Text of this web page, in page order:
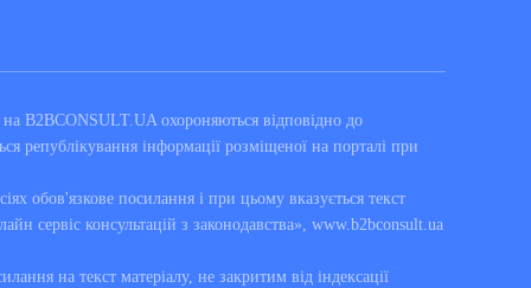
B2BCONSULT.UA охороняються відповідно до
републікування інформації розміщеної на порталі при
обов'язкове посилання і при цьому вказується текст
сервіс консультацій з законодавства», www.b2bconsult.ua
на текст матеріалу, не закритим від індексації